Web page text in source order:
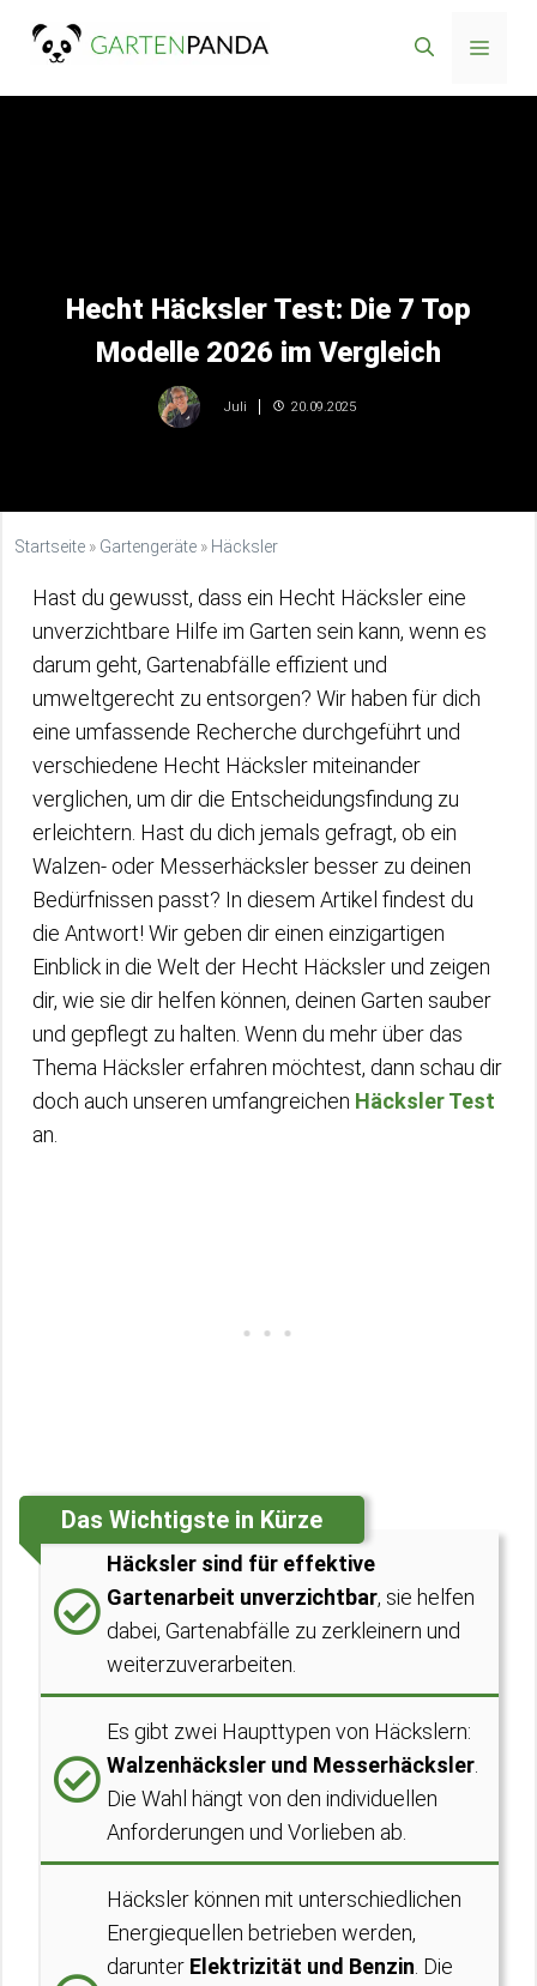
Inhalt
Menü
Hecht Häcksler Test: Die 7 Top
Modelle 2026 im Vergleich
Juli 20.09.2025
Startseite » Gartengeräte » Häcksler
Hast du gewusst, dass ein Hecht Häcksler eine
unverzichtbare Hilfe im Garten sein kann, wenn es
darum geht, Gartenabfälle effizient und
umweltgerecht zu entsorgen? Wir haben für dich
eine umfassende Recherche durchgeführt und
verschiedene Hecht Häcksler miteinander
verglichen, um dir die Entscheidungsfindung zu
erleichtern. Hast du dich jemals gefragt, ob ein
Walzen- oder Messerhäcksler besser zu deinen
Bedürfnissen passt? In diesem Artikel findest du
die Antwort! Wir geben dir einen einzigartigen
Einblick in die Welt der Hecht Häcksler und zeigen
dir, wie sie dir helfen können, deinen Garten sauber
und gepflegt zu halten. Wenn du mehr über das
Thema Häcksler erfahren möchtest, dann schau dir
doch auch unseren umfangreichen Häcksler Test
an.
Das Wichtigste in Kürze
Häcksler sind für effektive
Gartenarbeit unverzichtbar, sie helfen
dabei, Gartenabfälle zu zerkleinern und
weiterzuverarbeiten.
Es gibt zwei Haupttypen von Häckslern:
Walzenhäcksler und Messerhäcksler
Die Wahl hängt von den individuellen
Anforderungen und Vorlieben ab.
Häcksler können mit unterschiedlichen
Energiequellen betrieben werden,
darunter Elektrizität und Benzin . Die